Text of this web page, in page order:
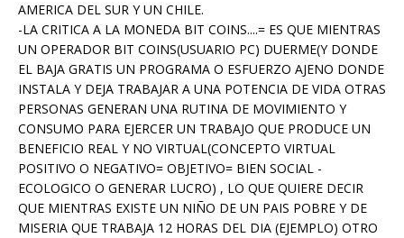
AMERICA DEL SUR Y UN CHILE.
-LA CRITICA A LA MONEDA BIT COINS....= ES QUE MIENTRAS
UN OPERADOR BIT COINS(USUARIO PC) DUERME(Y DONDE
EL BAJA GRATIS UN PROGRAMA O ESFUERZO AJENO DONDE
INSTALA Y DEJA TRABAJAR A UNA POTENCIA DE VIDA OTRAS
PERSONAS GENERAN UNA RUTINA DE MOVIMIENTO Y
CONSUMO PARA EJERCER UN TRABAJO QUE PRODUCE UN
BENEFICIO REAL Y NO VIRTUAL(CONCEPTO VIRTUAL
POSITIVO O NEGATIVO= OBJETIVO= BIEN SOCIAL -
ECOLOGICO O GENERAR LUCRO) , LO QUE QUIERE DECIR
QUE MIENTRAS EXISTE UN NIÑO DE UN PAIS POBRE Y DE
MISERIA QUE TRABAJA 12 HORAS DEL DIA (EJEMPLO) OTRO